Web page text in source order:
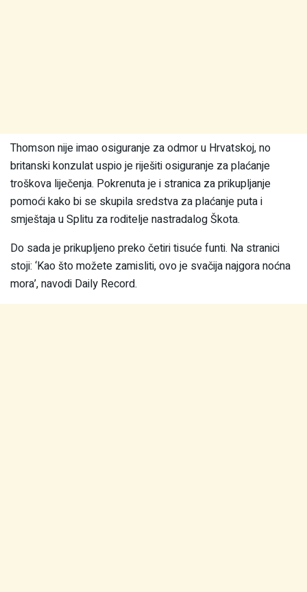
Thomson nije imao osiguranje za odmor u Hrvatskoj, no
britanski konzulat uspio je riješiti osiguranje za plaćanje
troškova liječenja. Pokrenuta je i stranica za prikupljanje
pomoći kako bi se skupila sredstva za plaćanje puta i
smještaja u Splitu za roditelje nastradalog Škota.
Do sada je prikupljeno preko četiri tisuće funti. Na stranici
stoji: ‘Kao što možete zamisliti, ovo je svačija najgora noćna
mora’, navodi Daily Record.